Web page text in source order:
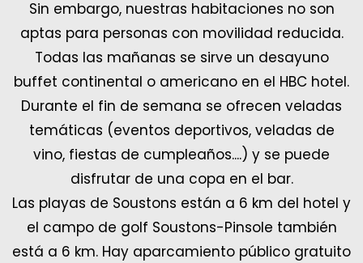
Sin embargo, nuestras habitaciones no son
aptas para personas con movilidad reducida.
Todas las mañanas se sirve un desayuno
buffet continental o americano en el HBC hotel.
Durante el fin de semana se ofrecen veladas
temáticas (eventos deportivos, veladas de
vino, fiestas de cumpleaños....) y se puede
disfrutar de una copa en el bar.
Las playas de Soustons están a 6 km del hotel y
el campo de golf Soustons-Pinsole también
está a 6 km. Hay aparcamiento público gratuito